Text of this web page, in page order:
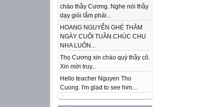
chào thầy Cương. Nghe nói thầy
dạy giỏi lắm phải...
HOANG NGUYỄN GHÉ THĂM
NGÀY CUỐI TUẦN.CHÚC CHU
NHA LUÔN...
Thọ Cương xin chào quý thầy cô.
Xin mời truy...
Hello teacher Nguyen Tho
Cuong. I'm glad to see him....